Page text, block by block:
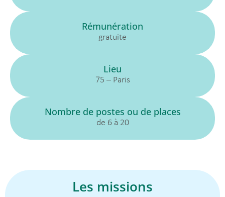
Rémunération
gratuite
Lieu
75 – Paris
Nombre de postes ou de places
de 6 à 20
Les missions